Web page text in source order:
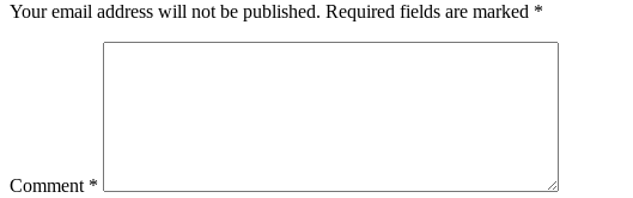
Your email address will not be published. Required fields are marked *
Comment *